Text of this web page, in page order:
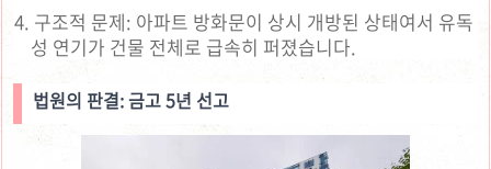
구조적 문제: 아파트 방화문이 상시 개방된 상태여서 유독
성 연기가 건물 전체로 급속히 퍼졌습니다.
법원의 판결: 금고 5년 선고